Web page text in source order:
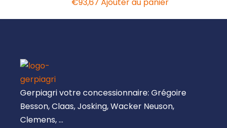
€93,67 Ajouter au panier
Gerpiagri votre concessionnaire: Grégoire
Besson, Claas, Josking, Wacker Neuson,
Clemens, …